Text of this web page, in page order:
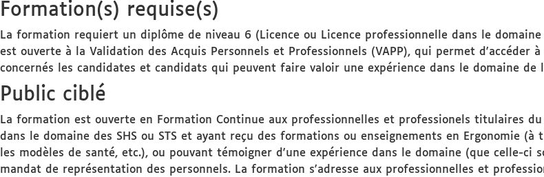
Formation(s) requise(s)
La formation requiert un diplôme de niveau 6 (Licence ou Licence professionnelle dans le domaine
est ouverte à la Validation des Acquis Personnels et Professionnels (VAPP), qui permet
concernés les candidates et candidats qui peuvent faire valoir une expérience dans le domaine
Public ciblé
La formation est ouverte en Formation Continue aux professionnelles et professionels titulaires
dans le domaine des SHS ou STS et ayant reçu des formations ou enseignements en Ergonomie
les modèles de santé, etc.), ou pouvant témoigner d'une expérience dans le domaine (que celle-
mandat de représentation des personnels. La formation s'adresse aux professionnelles et